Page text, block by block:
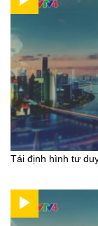
Tái định hình tư